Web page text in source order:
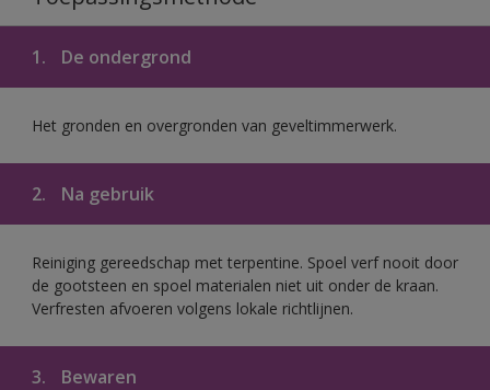
1. De ondergrond
Het gronden en overgronden van geveltimmerwerk.
2. Na gebruik
Reiniging gereedschap met terpentine. Spoel verf nooit door
de gootsteen en spoel materialen niet uit onder de kraan.
Verfresten afvoeren volgens lokale richtlijnen.
3. Bewaren